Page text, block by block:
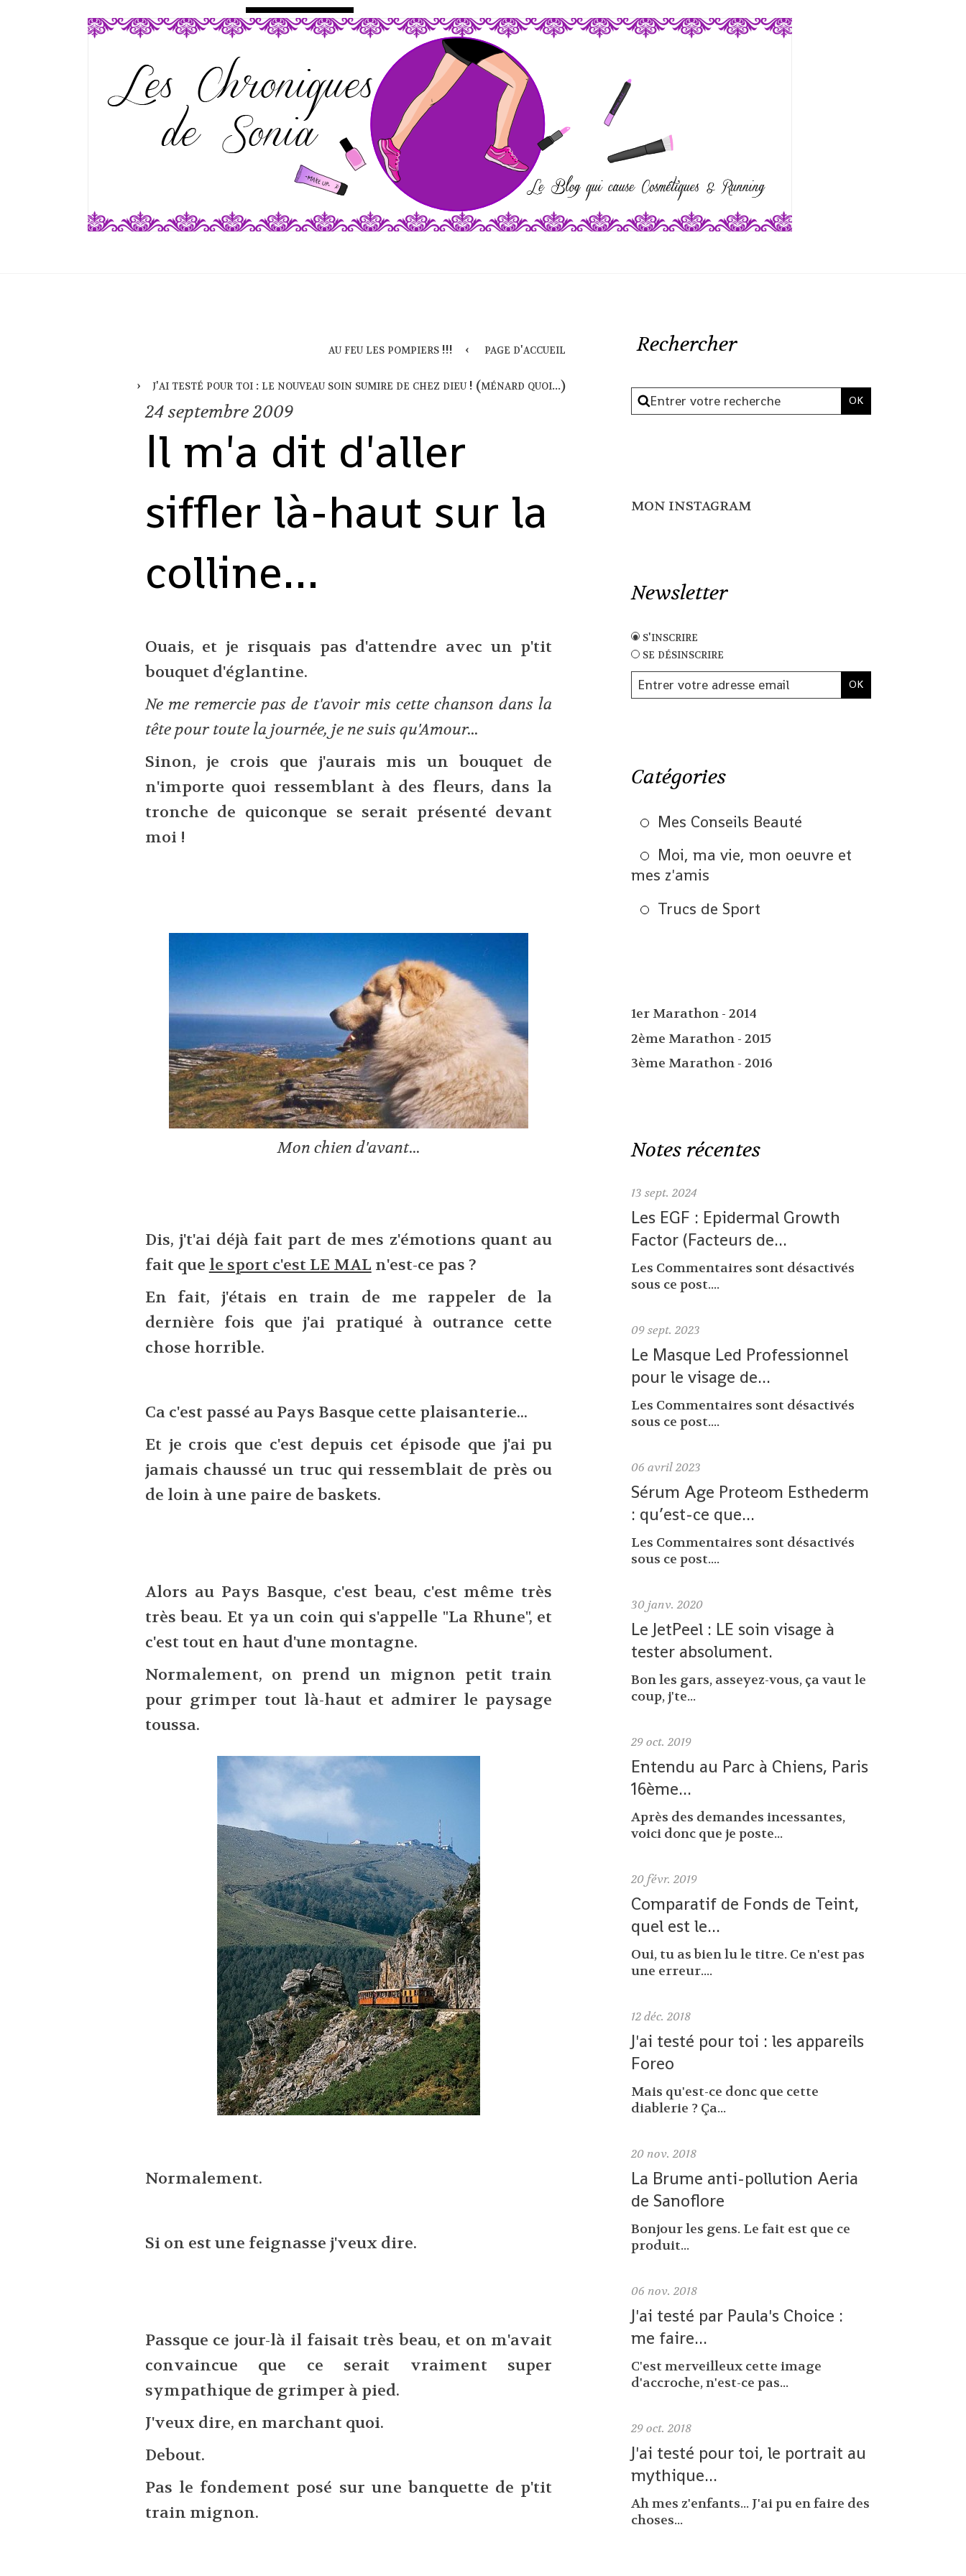
au feu les pompiers !!! page d'accueil
j'ai testé pour toi : le nouveau soin sumire de chez dieu ! (ménard quoi...)
24septembre 2009
Il m'a dit d'aller
siffler là-haut sur la
colline...
Ouais, et je risquais pas d'attendre avec un p'tit
bouquet d'églantine.
Ne me remercie pas de t'avoir mis cette chanson dans la
tête pour toute la journée, je ne suis qu'Amour...
Sinon, je crois que j'aurais mis un bouquet de
n'importe quoi ressemblant à des fleurs, dans la
tronche de quiconque se serait présenté devant
moi !
Mon chien d'avant...
Dis, j't'ai déjà fait part de mes z'émotions quant au
fait que le sport c'est LE MAL n'est-ce pas ?
En fait, j'étais en train de me rappeler de la
dernière fois que j'ai pratiqué à outrance cette
chose horrible.
Ca c'est passé au Pays Basque cette plaisanterie...
Et je crois que c'est depuis cet épisode que j'ai pu
jamais chaussé un truc qui ressemblait de près ou
de loin à une paire de baskets.
Alors au Pays Basque, c'est beau, c'est même très
très beau. Et ya un coin qui s'appelle "La Rhune", et
c'est tout en haut d'une montagne.
Normalement, on prend un mignon petit train
pour grimper tout là-haut et admirer le paysage
toussa.
Normalement.
Si on est une feignasse j'veux dire.
Passque ce jour-là il faisait très beau, et on m'avait
convaincue que ce serait vraiment super
sympathique de grimper à pied.
J'veux dire, en marchant quoi.
Debout.
Pas le fondement posé sur une banquette de p'tit
train mignon.
Rechercher
MON INSTAGRAM
Newsletter
s'inscrire
se désinscrire
Catégories
Mes Conseils Beauté
Moi, ma vie, mon oeuvre et
mes z'amis
Trucs de Sport
1er Marathon - 2014
2ème Marathon - 2015
3ème Marathon - 2016
Notes récentes
13 sept. 2024
Les EGF : Epidermal Growth
Factor (Facteurs de...
Les Commentaires sont désactivés
sous ce post....
09 sept. 2023
Le Masque Led Professionnel
pour le visage de...
Les Commentaires sont désactivés
sous ce post....
06 avril 2023
Sérum Age Proteom Esthederm
: qu’est-ce que...
Les Commentaires sont désactivés
sous ce post....
30 janv. 2020
Le JetPeel : LE soin visage à
tester absolument.
Bon les gars, asseyez-vous, ça vaut le
coup, j'te...
29 oct. 2019
Entendu au Parc à Chiens, Paris
16ème...
Après des demandes incessantes,
voici donc que je poste...
20 févr. 2019
Comparatif de Fonds de Teint,
quel est le...
Oui, tu as bien lu le titre. Ce n'est pas
une erreur....
12 déc. 2018
J'ai testé pour toi : les appareils
Foreo
Mais qu'est-ce donc que cette
diablerie ? Ça...
20 nov. 2018
La Brume anti-pollution Aeria
de Sanoflore
Bonjour les gens. Le fait est que ce
produit...
06 nov. 2018
J'ai testé par Paula's Choice :
me faire...
C'est merveilleux cette image
d'accroche, n'est-ce pas...
29 oct. 2018
J'ai testé pour toi, le portrait au
mythique...
Ah mes z'enfants... J'ai pu en faire des
choses...